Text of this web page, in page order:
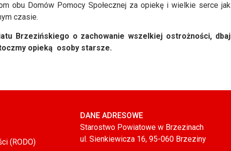
obu Domów Pomocy Społecznej za opiekę i wielkie serce
czasie.
Brzezińskiego o zachowanie wszelkiej ostrożności,
opieką osoby starsze.
(RODO)
DANE ADRESOWE
Starostwo Powiatowe w Brzezinach
ul. Sienkiewicza 16, 95-060 Brzeziny